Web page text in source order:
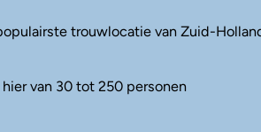
trouwlocatie van Zuid-
hier van 30 tot 250 personen